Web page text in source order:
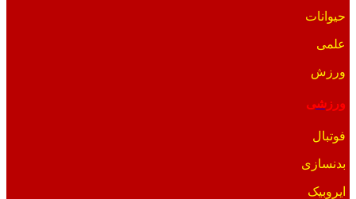
حیوانات
علمی
ورزش
ورزشی
فوتبال
بدنسازی
ایروبیک